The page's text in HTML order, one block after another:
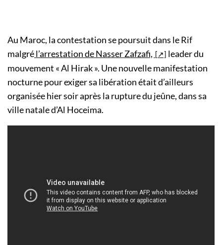
Au Maroc, la contestation se poursuit dans le Rif
malgrél’arrestation de Nasser Zafzafi,
leader du
mouvement « Al Hirak ». Une nouvelle manifestation
nocturne pour exiger sa libération était d’ailleurs
organisée hier soir après la rupture du jeûne, dans sa
ville natale d’Al Hoceima.